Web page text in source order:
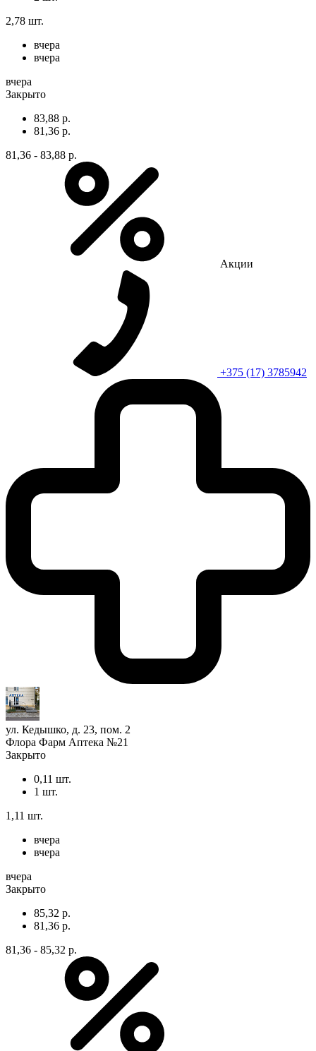
2,78 шт.
вчера
вчера
вчера
Закрыто
83,88 р.
81,36 р.
81,36 - 83,88 р.
Акции
+375 (17) 3785942
ул. Кедышко, д. 23, пом. 2
Флора Фарм Аптека №21
Закрыто
0,11 шт.
1 шт.
1,11 шт.
вчера
вчера
вчера
Закрыто
85,32 р.
81,36 р.
81,36 - 85,32 р.